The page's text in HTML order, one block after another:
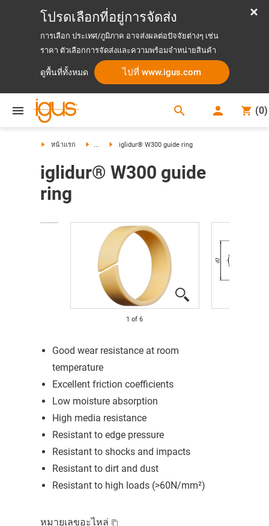
โปรดเลือกที่อยู่การจัดส่ง
การเลือก ประเทศ/ภูมิภาค อาจส่งผลต่อปัจจัยต่างๆ เช่น
ราคา ตัวเลือกการจัดส่งและความพร้อมจำหน่ายสินค้า
ดูพื้นที่ทั้งหมด ไปที่ www.igus.com
search (0)
หน้าแรก ... iglidur® W300 guide ring
iglidur® W300 guide
ring
1 of 6
Good wear resistance at room
temperature
Excellent friction coefficients
Low moisture absorption
High media resistance
Resistant to edge pressure
Resistant to shocks and impacts
Resistant to dirt and dust
Resistant to high loads (>60N/mm²)
หมายเลขอะไหล่